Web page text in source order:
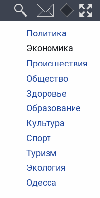
Политика
Экономика
Происшествия
Общество
Здоровье
Образование
Культура
Спорт
Туризм
Экология
Одесса